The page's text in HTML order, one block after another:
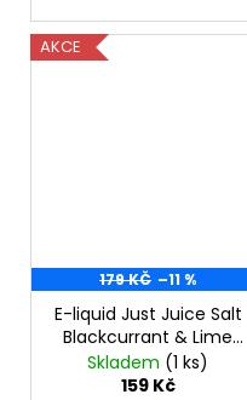
AKCE
179 KČ –11 %
E-liquid Just Juice Salt
Blackcurrant & Lime
ICE
Skladem (1 ks)
159 Kč